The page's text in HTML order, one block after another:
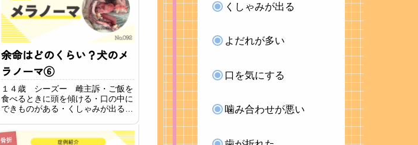
余命はどのくらい？犬のメ
ラノーマ⑥
１４歳 シーズー 雌主訴・ご飯を
食べるときに頭を傾ける・口の中に
できものがある・くしゃみが出る上
見診察時に上顎の尾側に口腔内腫瘍
を確認できました。飼い主さまの了
骨折
くしゃみが出る
よだれが多い
口を気にする
噛み合わせが悪い